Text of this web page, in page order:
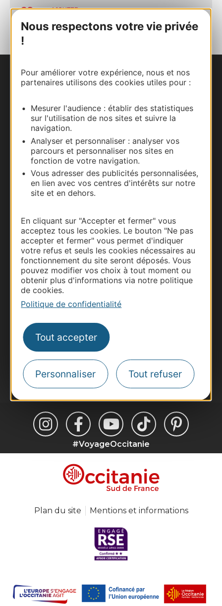
Nous respectons votre vie privée
!
Pour améliorer votre expérience, nous et nos
partenaires utilisons des cookies utiles pour :
Mesurer l'audience : établir des statistiques
sur l'utilisation de nos sites et suivre la
navigation.
Analyser et personnaliser : analyser vos
parcours et personnaliser nos sites en
fonction de votre navigation.
Vous adresser des publicités personnalisées,
en lien avec vos centres d'intérêts sur notre
site et en dehors.
En cliquant sur "Accepter et fermer" vous
acceptez tous les cookies. Le bouton "Ne pas
accepter et fermer" vous permet d'indiquer
votre refus et seuls les cookies nécessaires au
fonctionnement du site seront déposés. Vous
pouvez modifier vos choix à tout moment ou
obtenir plus d'informations via notre politique
de cookies.
Politique de confidentialité
Tout accepter
Personnaliser Tout refuser
AJOUTER
Nous contacter
Carte interactive
Documentation
Thermalisme
Business/Mice
Pros d'Occitanie
Site presse et d'influence
Voyagistes
Inscrivez-vous à la lettre d'information
Destination Occitanie pour recevoir des
suggestions de séjours, de visites et de sorties.
Je m'abonne
#VoyageOccitanie
Plan du site Mentions et informations